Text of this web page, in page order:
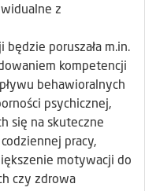
z
poruszała m.in.
kompetencji
behawioralnych
psychicznej,
się na skuteczne
pracy,
motywacji do
czy zdrowa